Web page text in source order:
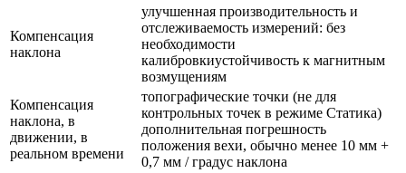
Компенсация
наклона
улучшенная производительность и
отслеживаемость измерений: без
необходимости
калибровкиустойчивость к магнитным
возмущениям
Компенсация
наклона, в
движении, в
реальном времени
топографические точки (не для
контрольных точек в режиме Статика)
дополнительная погрешность
положения вехи, обычно менее 10 мм +
0,7 мм / градус наклона